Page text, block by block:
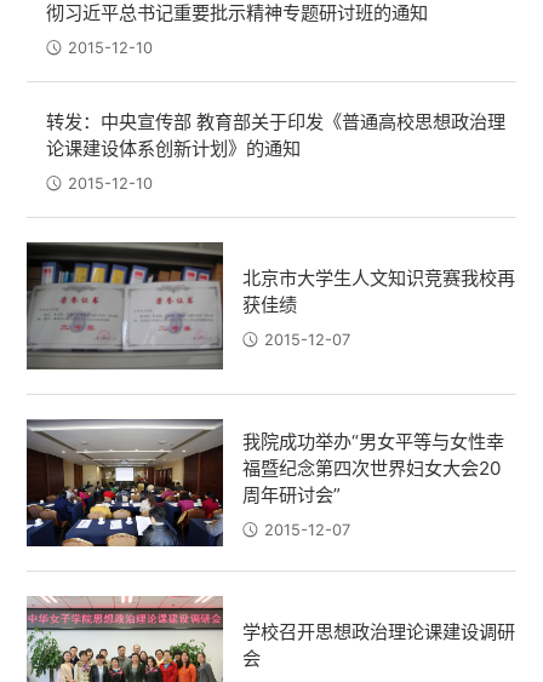
彻习近平总书记重要批示精神专题研讨班的通知
2015-12-10
转发：中央宣传部 教育部关于印发《普通高校思想政治理
论课建设体系创新计划》的通知
2015-12-10
北京市大学生人文知识竞赛我校再
获佳绩
2015-12-07
我院成功举办“男女平等与女性幸
福暨纪念第四次世界妇女大会20
周年研讨会”
2015-12-07
学校召开思想政治理论课建设调研
会